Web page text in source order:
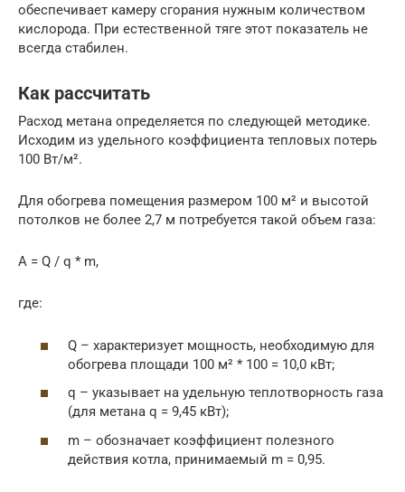
обеспечивает камеру сгорания нужным количеством
кислорода. При естественной тяге этот показатель не
всегда стабилен.
Как рассчитать
Расход метана определяется по следующей методике.
Исходим из удельного коэффициента тепловых потерь
100 Вт/м².
Для обогрева помещения размером 100 м² и высотой
потолков не более 2,7 м потребуется такой объем газа:
А = Q / q * m,
где:
Q – характеризует мощность, необходимую для
обогрева площади 100 м² * 100 = 10,0 кВт;
q – указывает на удельную теплотворность газа
(для метана q = 9,45 кВт);
m – обозначает коэффициент полезного
действия котла, принимаемый m = 0,95.